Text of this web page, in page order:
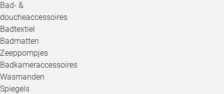
Bad- &
doucheaccessoires
Badtextiel
Badmatten
Zeeppompjes
Badkameraccessoires
Wasmanden
Spiegels